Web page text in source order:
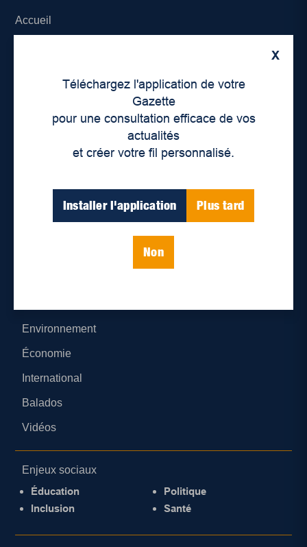
X
Téléchargez l'application de votre
Gazette
pour une consultation efficace de vos
actualités
et créer votre fil personnalisé.
Installer l'application Plus tard
Non
Accueil
Déontologie et confidentialité
Devenir partenaire
Lieux de distribution
Environnement
Économie
International
Balados
Vidéos
Enjeux sociaux
Éducation
Inclusion
Politique
Santé